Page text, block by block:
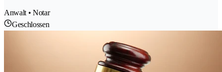
Anwalt • Notar
Geschlossen